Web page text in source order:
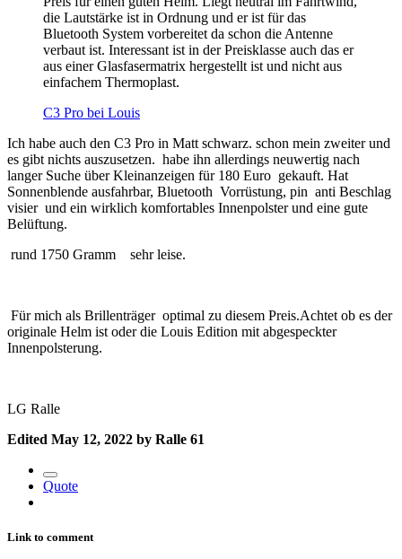
die Lautstärke ist in Ordnung und er ist für das
Bluetooth System vorbereitet da schon die Antenne
verbaut ist. Interessant ist in der Preisklasse auch das er
aus einer Glasfasermatrix hergestellt ist und nicht aus
einfachem Thermoplast.
C3 Pro bei Louis
Ich habe auch den C3 Pro in Matt schwarz. schon mein zweiter und
es gibt nichts auszusetzen. habe ihn allerdings neuwertig nach
langer Suche über Kleinanzeigen für 180 Euro gekauft. Hat
Sonnenblende ausfahrbar, Bluetooth Vorrüstung, pin anti Beschlag
visier und ein wirklich komfortables Innenpolster und eine gute
Belüftung.
rund 1750 Gramm sehr leise.
Für mich als Brillenträger optimal zu diesem Preis.Achtet ob es der
originale Helm ist oder die Louis Edition mit abgespeckter
Innenpolsterung.
LG Ralle
Edited May 12, 2022 by Ralle 61
Quote
Link to comment